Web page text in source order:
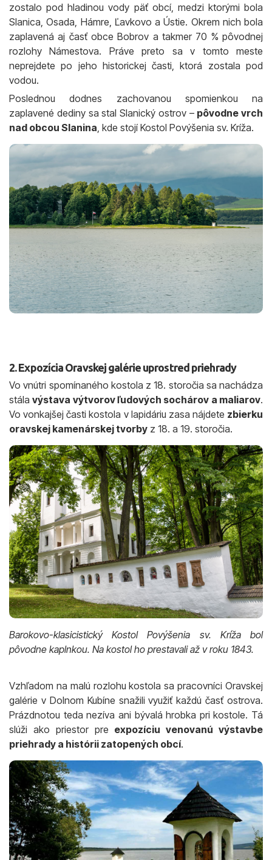
zostalo pod hladinou vody päť obcí, medzi ktorými bola
Slanica, Osada, Hámre, Ľavkovo a Ústie. Okrem nich bola
zaplavená aj časť obce Bobrov a takmer 70 % pôvodnej
rozlohy Námestova. Práve preto sa v tomto meste
neprejdete po jeho historickej časti, ktorá zostala pod
vodou.
Poslednou dodnes zachovanou spomienkou na
zaplavené dediny sa stal Slanický ostrov – pôvodne vrch
nad obcou Slanina , kde stojí Kostol Povýšenia sv. Kríža.
2. Expozícia Oravskej galérie uprostred priehrady
Vo vnútri spomínaného kostola z 18. storočia sa nachádza
stálavýstava výtvorov ľudových sochárov a maliarov.
Vo vonkajšej časti kostola v lapidáriu zasa nájdete zbierku
oravskej kamenárskej tvorby z 18. a 19. storočia.
Barokovo-klasicistický Kostol Povýšenia sv. Kríža bol
pôvodne kaplnkou. Na kostol ho prestavali až v roku 1843.
Vzhľadom na malú rozlohu kostola sa pracovníci Oravskej
galérie v Dolnom Kubíne snažili využiť každú časť ostrova.
Prázdnotou teda nezíva ani bývalá hrobka pri kostole. Tá
slúži ako priestor pre expozíciu venovanú výstavbe
priehrady a histórii zatopených obcí.